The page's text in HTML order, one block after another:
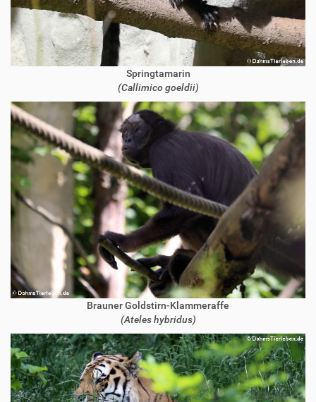
Springtamarin
(Callimico goeldii)
Brauner Goldstirn-Klammeraffe
(Ateles hybridus)